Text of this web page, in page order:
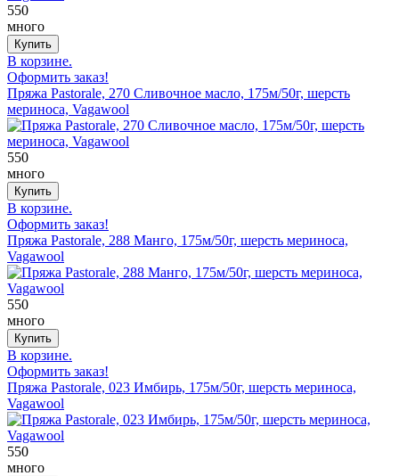
550
много
В корзине.
Оформить заказ!
Пряжа Pastorale, 270 Сливочное масло, 175м/50г, шерсть
мериноса, Vagawool
550
много
В корзине.
Оформить заказ!
Пряжа Pastorale, 288 Манго, 175м/50г, шерсть мериноса,
Vagawool
550
много
В корзине.
Оформить заказ!
Пряжа Pastorale, 023 Имбирь, 175м/50г, шерсть мериноса,
Vagawool
550
много